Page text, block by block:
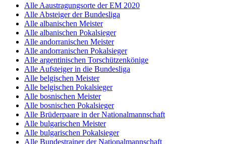
Alle Aaustragungsorte der EM 2020
Alle Absteiger der Bundesliga
Alle albanischen Meister
Alle albanischen Pokalsieger
Alle andorranischen Meister
Alle andorranischen Pokalsieger
Alle argentinischen Torschützenkönige
Alle Aufsteiger in die Bundesliga
Alle belgischen Meister
Alle belgischen Pokalsieger
Alle bosnischen Meister
Alle bosnischen Pokalsieger
Alle Brüderpaare in der Nationalmannschaft
Alle bulgarischen Meister
Alle bulgarischen Pokalsieger
Alle Bundestrainer der Nationalmannschaft